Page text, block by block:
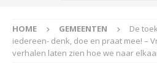
HOME GEMEENTEN
De
iedereen- denk, doe en praat mee! –
verhalen laten zien hoe we naar